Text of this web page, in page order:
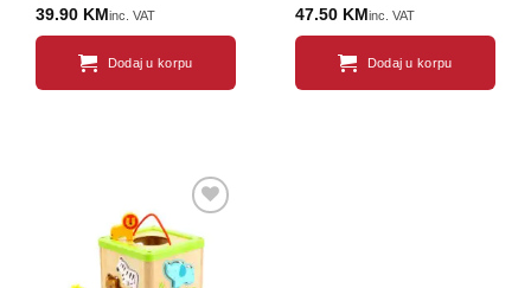
39.90 KMinc. VAT
Dodaj u korpu
47.50 KMinc. VAT
Dodaj u korpu
Sačuvaj
proizvod